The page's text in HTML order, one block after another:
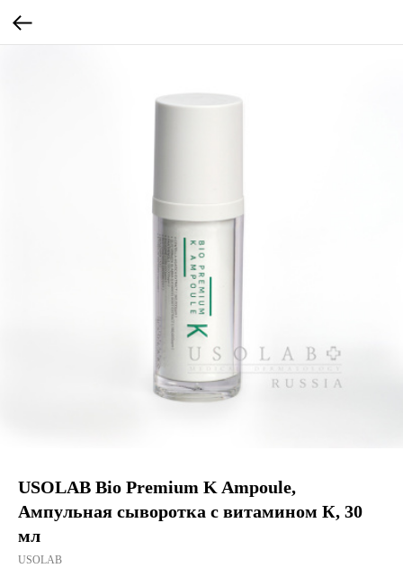
USOLAB Bio Premium K Ampoule,
Ампульная сыворотка с витамином К, 30
мл
USOLAB